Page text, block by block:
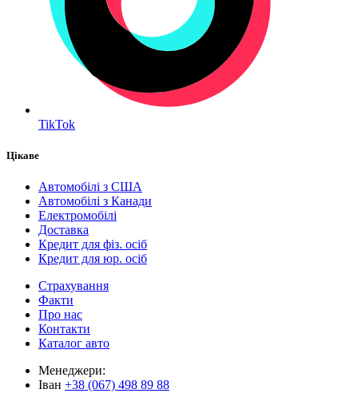
TikTok
Цікаве
Автомобілі з США
Автомобілі з Канади
Електромобілі
Доставка
Кредит для фіз. осіб
Кредит для юр. осіб
Страхування
Факти
Про нас
Контакти
Каталог авто
Менеджери:
Іван +38 (067) 498 89 88